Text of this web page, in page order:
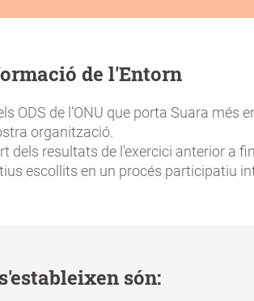
de l'Entorn
ODS de l’ONU que porta Suara més
organització.
dels resultats de l'exercici anterior a
escollits en un procés participatiu
són: